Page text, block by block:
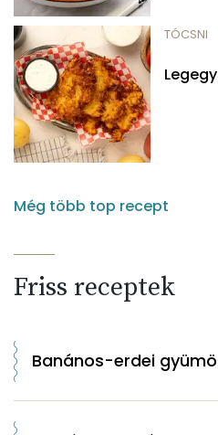
TÓCSNI
Még több top recept
Friss receptek
Banános-erdei